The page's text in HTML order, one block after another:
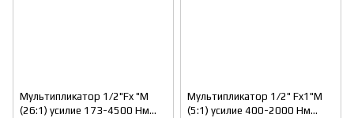
Мультипликатор 1/2"Fx "M
(26:1) усилие 173-4500 Нм
Мультипликатор 1/2" Fx1"M
(5:1) усилие 400-2000 Нм